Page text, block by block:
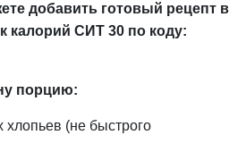
добавить готовый рецепт в
калорий СИТ 30 по коду:
порцию:
хлопьев (не быстрого